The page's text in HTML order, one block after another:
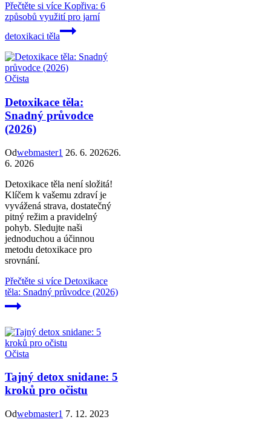
Přečtěte si více Kopřiva: 6
způsobů využití pro jarní
detoxikaci těla
Očista
Detoxikace těla:
Snadný průvodce
(2026)
Odwebmaster1 26. 6. 202626.
6. 2026
Detoxikace těla není složitá!
Klíčem k vašemu zdraví je
vyvážená strava, dostatečný
pitný režim a pravidelný
pohyb. Sledujte naši
jednoduchou a účinnou
metodu detoxikace pro
srovnání.
Přečtěte si více Detoxikace
těla: Snadný průvodce (2026)
Očista
Tajný detox snidane: 5
kroků pro očistu
Odwebmaster1 7. 12. 2023